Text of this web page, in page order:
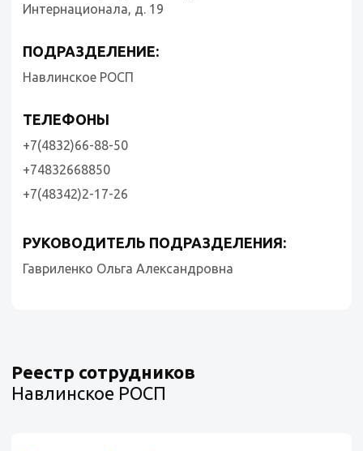
Интернационала, д. 19
ПОДРАЗДЕЛЕНИЕ:
Навлинское РОСП
ТЕЛЕФОНЫ
+7(4832)66-88-50
+74832668850
+7(48342)2-17-26
РУКОВОДИТЕЛЬ ПОДРАЗДЕЛЕНИЯ:
Гавриленко Ольга Александровна
Реестр сотрудников
Навлинское РОСП